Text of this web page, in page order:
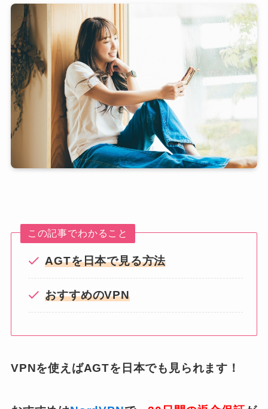
この記事でわかること
AGTを日本で見る方法
おすすめのVPN
VPNを使えばAGTを日本でも見られます！